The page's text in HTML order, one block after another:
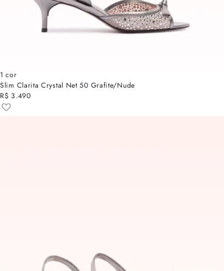
1 cor
Slim Clarita Crystal Net 50 Grafite/Nude
R$ 3.490